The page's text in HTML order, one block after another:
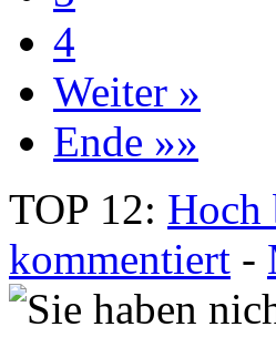
4
Weiter »
Ende »»
TOP 12: Hoch
kommentiert -